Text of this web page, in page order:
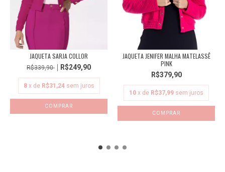
JAQUETA SARJA COLLOR
R$339,90 R$249,90
8 x de R$31,24 sem juros
COMPRAR
JAQUETA JENIFER MALHA MATELASSÊ
PINK
R$379,90
10 x de R$37,99 sem juros
COMPRAR